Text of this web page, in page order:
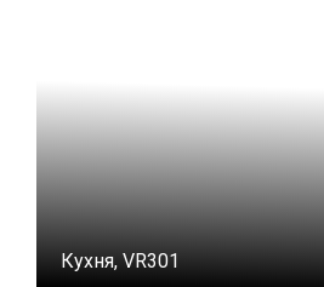
Кухня, VR301